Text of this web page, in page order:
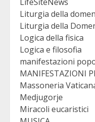
Liturgia della
Liturgia della
Logica della fisica
Logica e filosofia
manifestazioni
MANIFESTAZIONI
Massoneria
Medjugorje
Miracoli eucaristici